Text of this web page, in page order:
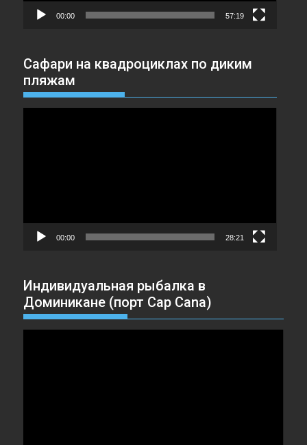
00:00 57:19
Сафари на квадроциклах по диким
пляжам
00:00 28:21
Индивидуальная рыбалка в
Доминикане (порт Cap Cana)